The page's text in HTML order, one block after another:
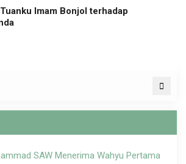
Imam Bonjol terhadap
SAW Menerima Wahyu Pertama